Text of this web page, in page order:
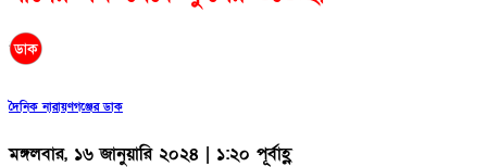
দৈনিক নারায়ণগঞ্জের ডাক
মঙ্গলবার, ১৬ জানুয়ারি ২০২৪ | ১:২০ পূর্বাহ্ণ